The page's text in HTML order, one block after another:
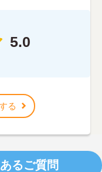
5.0
る
るご質問